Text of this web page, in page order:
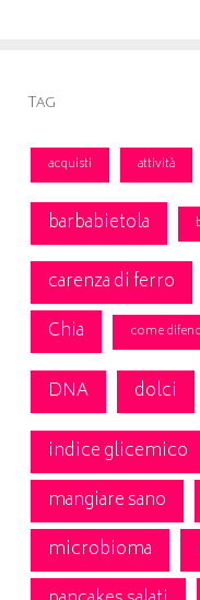
Tag
acquisti attività
barbabietola
carenza di ferro
Chia come
DNA dolci
indice glicemico
mangiare sano
microbioma